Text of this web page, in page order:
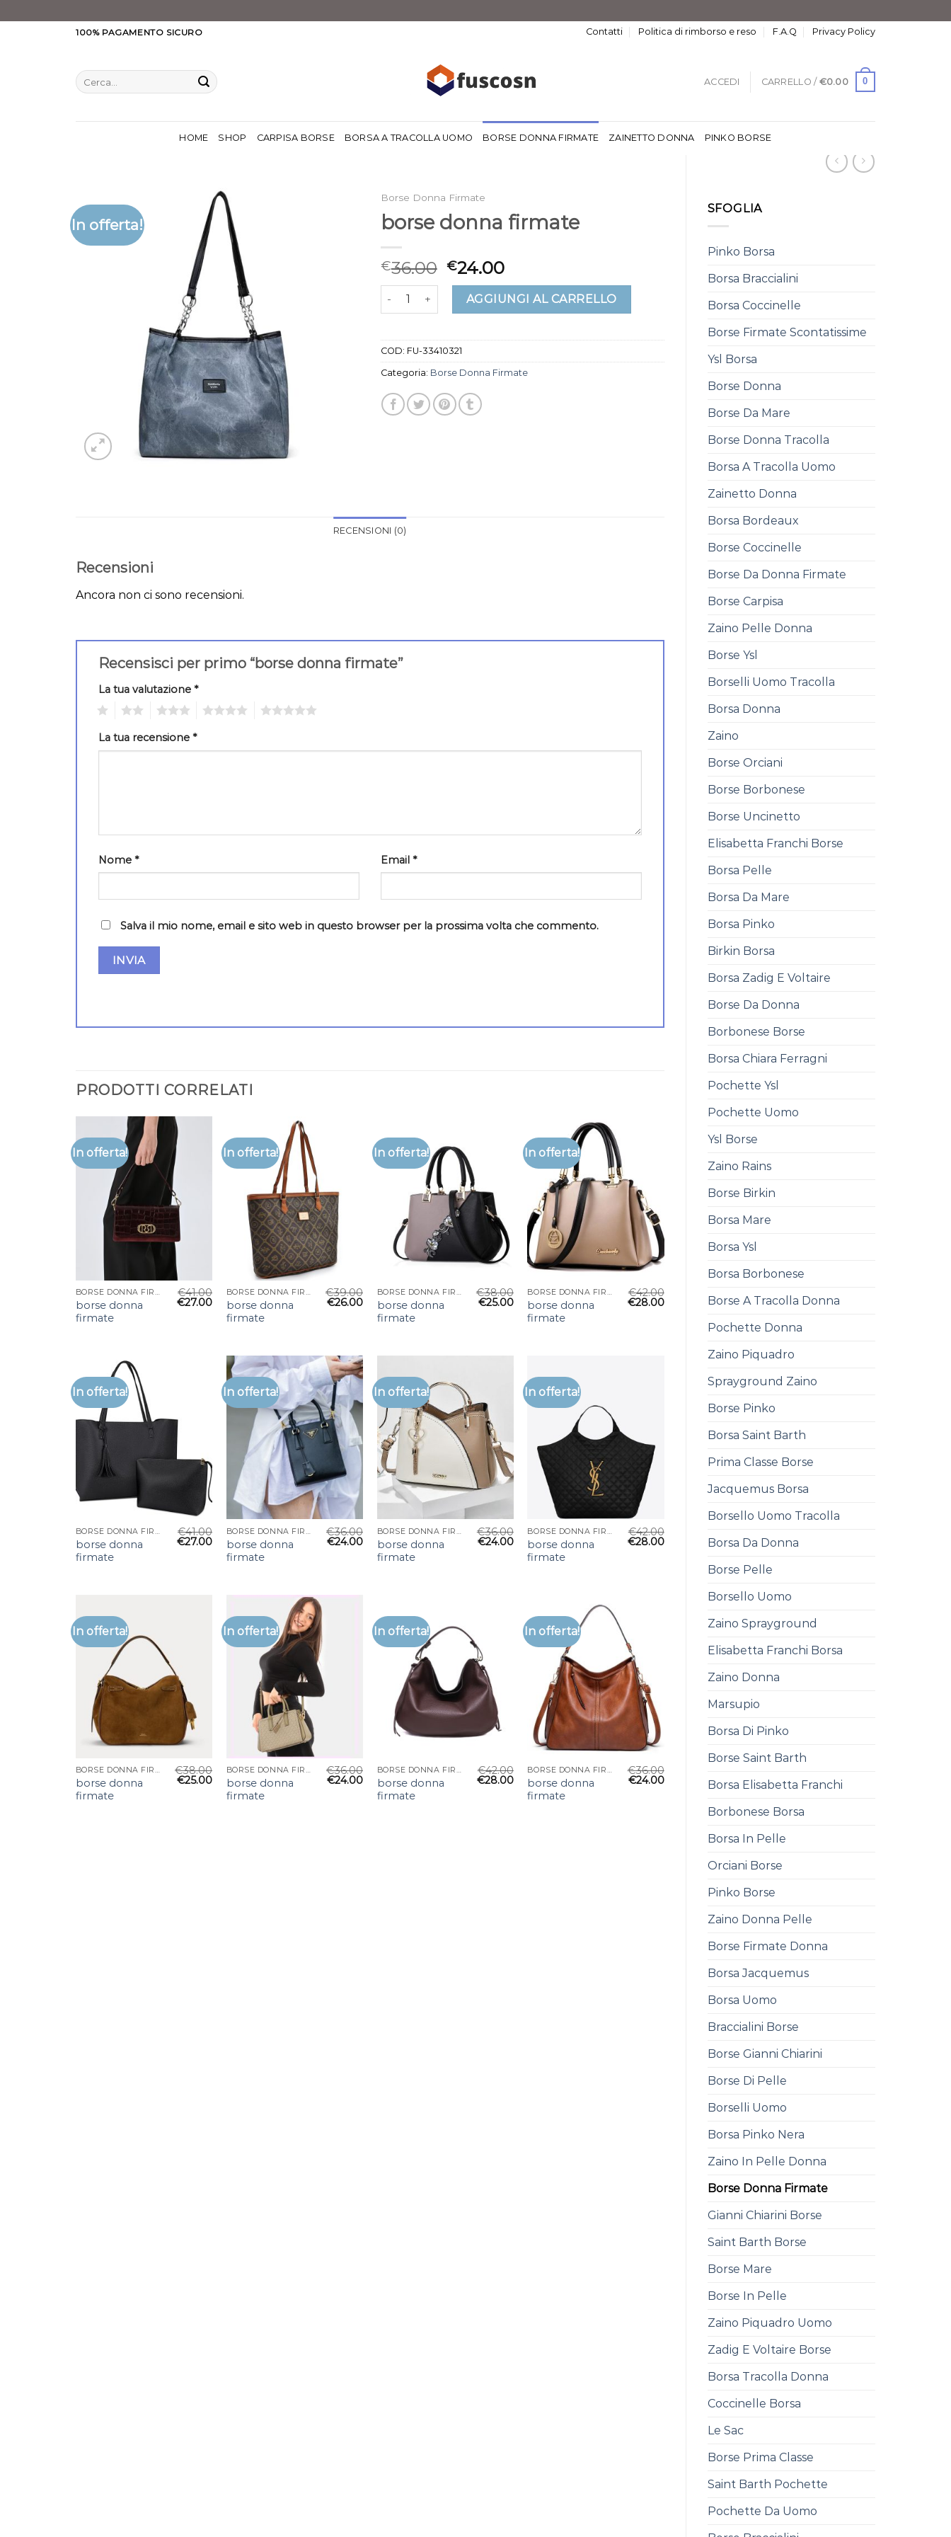
100% PAGAMENTO SICURO Contatti Politica di rimborso e reso F.A.Q Privacy Policy
Cerca:
ACCEDI CARRELLO / €0.00 0
HOME SHOP CARPISA BORSE BORSA A TRACOLLA UOMO BORSE DONNA FIRMATE ZAINETTO DONNA PINKO BORSE
SFOGLIA
Pinko Borsa
Borsa Braccialini
Borsa Coccinelle
Borse Firmate Scontatissime
Ysl Borsa
Borse Donna
Borse Da Mare
Borse Donna Tracolla
Borsa A Tracolla Uomo
Zainetto Donna
Borsa Bordeaux
Borse Coccinelle
Borse Da Donna Firmate
Borse Carpisa
Zaino Pelle Donna
Borse Ysl
Borselli Uomo Tracolla
Borsa Donna
Zaino
Borse Orciani
Borse Borbonese
Borse Uncinetto
Elisabetta Franchi Borse
Borsa Pelle
Borsa Da Mare
Borsa Pinko
Birkin Borsa
Borsa Zadig E Voltaire
Borse Da Donna
Borbonese Borse
Borsa Chiara Ferragni
Pochette Ysl
Pochette Uomo
Ysl Borse
Zaino Rains
Borse Birkin
Borsa Mare
Borsa Ysl
Borsa Borbonese
Borse A Tracolla Donna
Pochette Donna
Zaino Piquadro
Sprayground Zaino
Borse Pinko
Borsa Saint Barth
Prima Classe Borse
Jacquemus Borsa
Borsello Uomo Tracolla
Borsa Da Donna
Borse Pelle
Borsello Uomo
Zaino Sprayground
Elisabetta Franchi Borsa
Zaino Donna
Marsupio
Borsa Di Pinko
Borse Saint Barth
Borsa Elisabetta Franchi
Borbonese Borsa
Borsa In Pelle
Orciani Borse
Pinko Borse
Zaino Donna Pelle
Borse Firmate Donna
Borsa Jacquemus
Borsa Uomo
Braccialini Borse
Borse Gianni Chiarini
Borse Di Pelle
Borselli Uomo
Borsa Pinko Nera
Zaino In Pelle Donna
Borse Donna Firmate
Gianni Chiarini Borse
Saint Barth Borse
Borse Mare
Borse In Pelle
Zaino Piquadro Uomo
Zadig E Voltaire Borse
Borsa Tracolla Donna
Coccinelle Borsa
Le Sac
Borse Prima Classe
Saint Barth Pochette
Pochette Da Uomo
In offerta!
Borse Donna Firmate
borse donna firmate
€36.00 €24.00
borse donna firmate quantitàAGGIUNGI AL CARRELLO
COD: FU-33410321
Categoria: Borse Donna Firmate
RECENSIONI (0)
Recensioni
Ancora non ci sono recensioni.
Recensisci per primo “borse donna firmate”
La tua valutazione *
La tua recensione *
Nome * Email *
Salva il mio nome, email e sito web in questo browser per la prossima volta che commento.
PRODOTTI CORRELATI
In offerta!
BORSE DONNA FIRMATE
borse donna
firmate
€41.00
€27.00
In offerta!
BORSE DONNA FIRMATE
borse donna
firmate
€39.00
€26.00
In offerta!
BORSE DONNA FIRMATE
borse donna
firmate
€38.00
€25.00
In offerta!
BORSE DONNA FIRMATE
borse donna
firmate
€42.00
€28.00
In offerta!
BORSE DONNA FIRMATE
borse donna
firmate
€41.00
€27.00
In offerta!
BORSE DONNA FIRMATE
borse donna
firmate
€36.00
€24.00
In offerta!
BORSE DONNA FIRMATE
borse donna
firmate
€36.00
€24.00
In offerta!
BORSE DONNA FIRMATE
borse donna
firmate
€42.00
€28.00
In offerta!
BORSE DONNA FIRMATE
borse donna
firmate
€38.00
€25.00
In offerta!
BORSE DONNA FIRMATE
borse donna
firmate
€36.00
€24.00
In offerta!
BORSE DONNA FIRMATE
borse donna
firmate
€42.00
€28.00
In offerta!
BORSE DONNA FIRMATE
borse donna
firmate
€36.00
€24.00